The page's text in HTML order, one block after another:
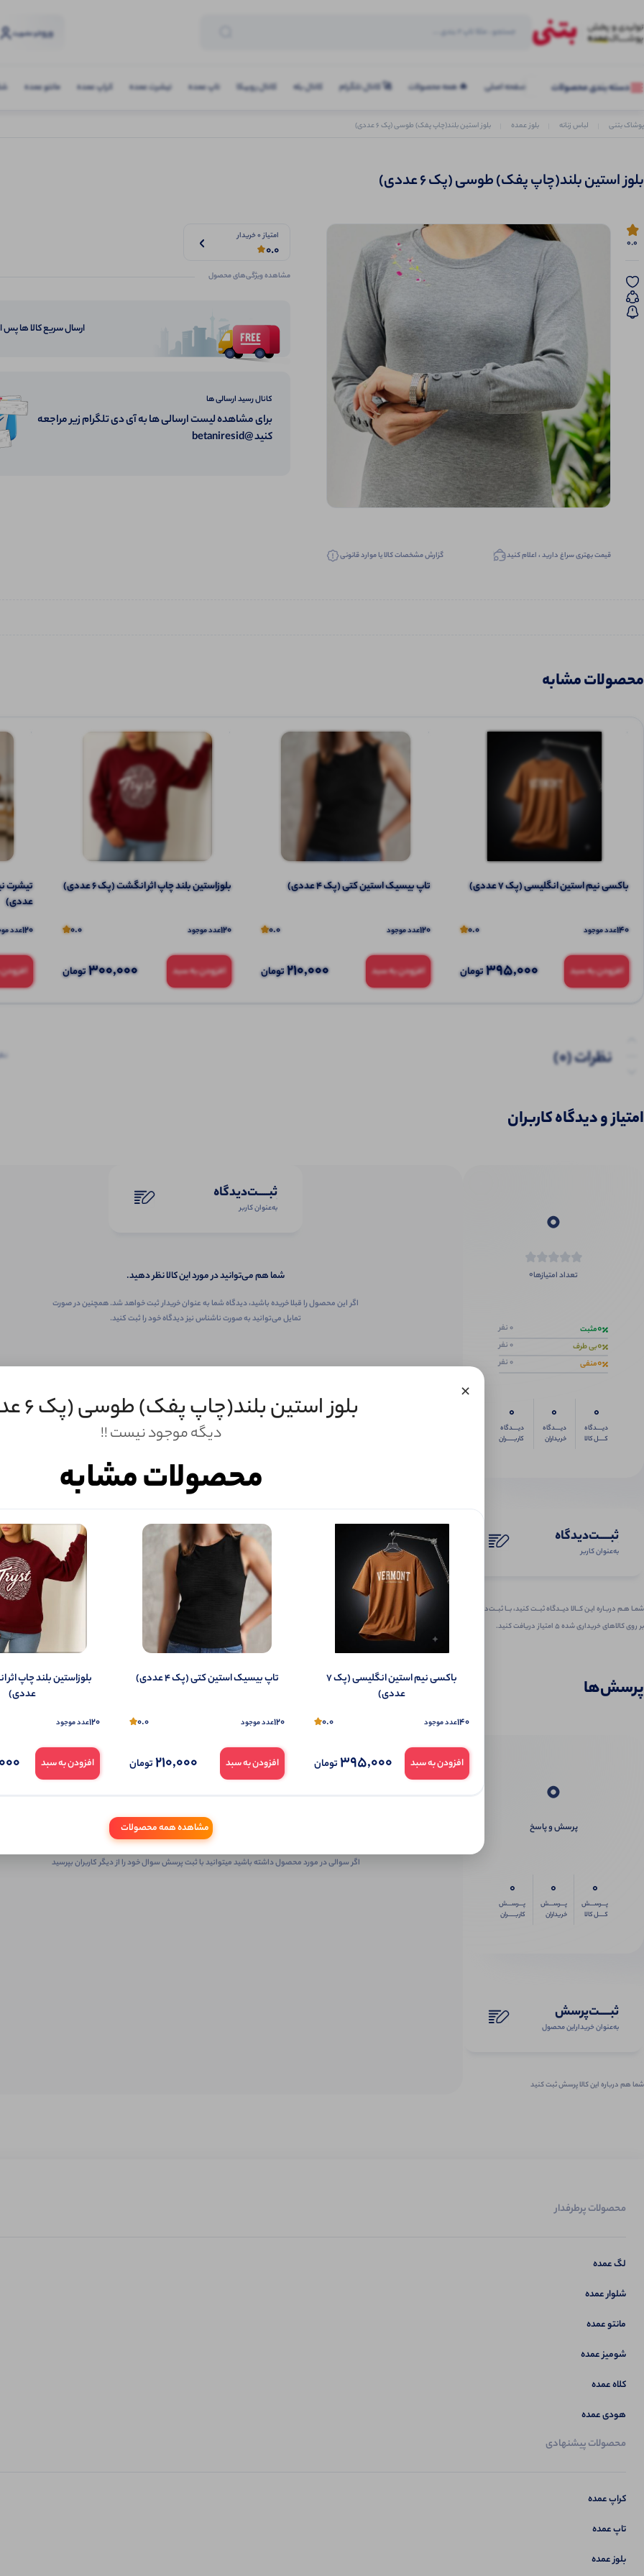
ورودو عضویت
دسته بندی محصولات صفحه اصلی 🔥 همه محصولات 🚀 کانال تلگرام کانال بله کانال روبیکا تاپ عمده تیشرت عمده کراپ عمده مانتو عمده
پوشاک بتنی لباس زنانه بلوز عمده بلوز استین بلند(چاپ پفک) طوسی (پک 6 عددی)
بلوز استین بلند(چاپ پفک) طوسی (پک 6 عددی)
0.0
قیمت بهتری سراغ دارید ، اعلام کنید گزارش مشخصات کالا یا موارد قانونی
امتیاز 0 خریدار
0.0
مشاهده ویژگی‌های محصول
ارسال سریع کالا ها
کانال رسید ارسالی ها
برای مشاهده لیست ارسالی ها به آی دی تلگرام زیر مراجعه
کنید @betaniresid
محصولات مشابه
باکسی نیم استین انگلیسی (پک 7 عددی)
140عدد موجود 0.0
افزودن به سبد 395,000تومان
تاپ بیسیک استین کتی (پک 4 عددی)
120عدد موجود 0.0
افزودن به سبد 210,000تومان
️بلوزاستین بلند چاپ اثر انگشت (پک 6 عددی)
120عدد موجود 0.0
افزودن به سبد 300,000تومان
عددی)
120عدد
نظرات (0)
امتیاز و دیدگاه کاربران
0
تعداد امتیازها0
0مثبت 0 نفر
0بی طرف 0 نفر
0منفی 0 نفر
0
دیــــدگاه
کــــل کالا
0
دیــــدگاه
خریداران
0
دیــــدگاه
کاربـــــران
ثبـــــت‌دیدگاه
به‌عنوان کاربر
شمـا هـم دربـاره ایـن کــالا دیــدگاه ثبــت کنید، بــا ثبــت‌دیـدگاه
بر روی کالاهای خریداری شده ۵ امتیاز دریافت کنید.
ثبـــــت‌دیدگاه
به‌عنوان کاربر
شما هم می‌توانید در مورد این کالا نظر دهید.
اگر این محصول را قبلا خریده باشید، دیدگاه شما به عنوان خریدار ثبت خواهد شد. همچنین در صورت
تمایل می‌توانید به صورت ناشناس نیز دیدگاه خود را ثبت کنید.
پرسش‌ها
0
پرسش و پاسخ
0
پـــرســـش
کــــل کالا
0
پـــرســـش
خریداران
0
پـــرســـش
کاربـــــران
ثبـــــت‌پرسش
به‌عنوان ‌خریدار‌این‌ محصول
شما هم درباره این کالا پرسش ثبت کنید
ثبـــــت‌پرسش
به‌عنوان ‌خریدار‌این‌ محصول
شما هم درباره این کالا پرسش ثبت کنید
اگر سوالی در مورد محصول داشته باشید میتوانید با ثبت پرسش سوال خود را از دیگر کاربران بپرسید
محصولات پرطرفدار
لگ عمده
شلوار عمده
مانتو عمده
شومیز عمده
کلاه عمده
هودی عمده
محصولات پیشنهادی
کراپ عمده
تاپ عمده
بلوز عمده
× بلوز استین بلند(چاپ پفک) طوسی (پک 6 عددی)
دیگه موجود نیست !!
محصولات مشابه
باکسی نیم استین انگلیسی (پک 7
عددی)
140عدد موجود 0.0
افزودن به سبد 395,000تومان
تاپ بیسیک استین کتی (پک 4 عددی)
120عدد موجود 0.0
افزودن به سبد 210,000تومان
عددی)
120عدد موجود
افزودن به سبد
مشاهده همه محصولات